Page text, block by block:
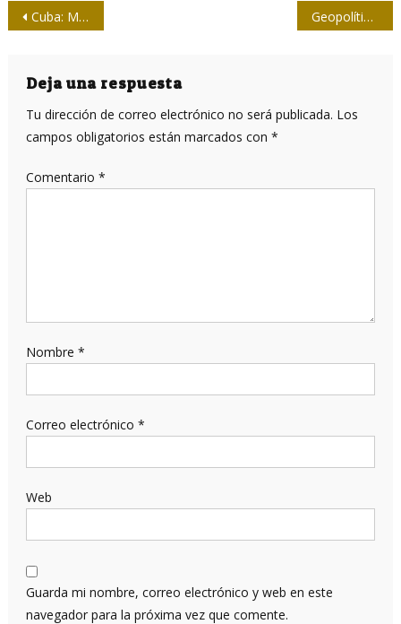
Navegación
entradas
Cuba: Mambisa, uno de los cinco candidatos vacunales anti COVID-19 por vía nasal en el mundo Geopolítica de vacunas y lucha antimperialista
Deja una respuesta
Tu dirección de correo electrónico no será publicada. Los
campos obligatorios están marcados con *
Comentario *
Nombre *
Correo electrónico *
Web
Guarda mi nombre, correo electrónico y web en este
navegador para la próxima vez que comente.